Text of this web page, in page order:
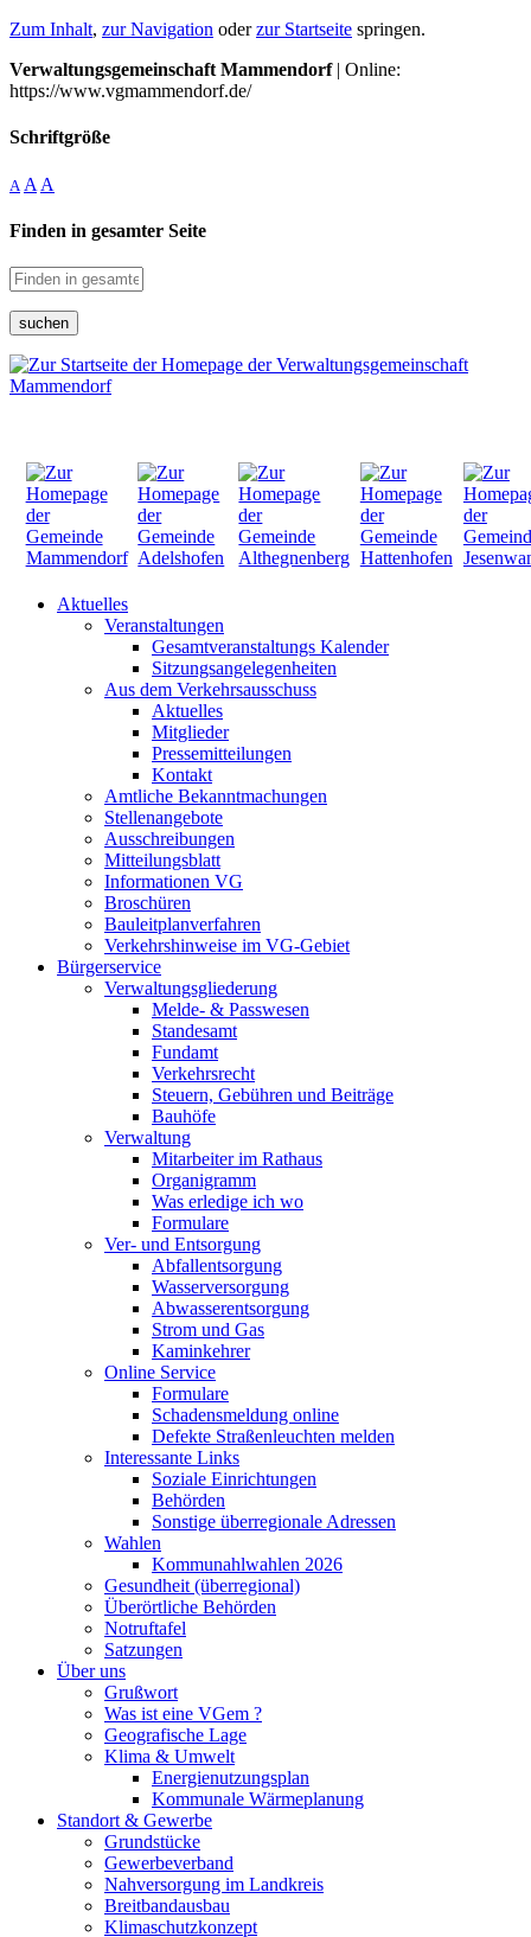
Zum Inhalt, zur Navigation oderzur Startseite springen.
Verwaltungsgemeinschaft Mammendorf| Online:
https://www.vgmammendorf.de/
Schriftgröße
A A A
Finden in gesamter Seite
suchen
Aktuelles
Veranstaltungen
Gesamtveranstaltungs Kalender
Sitzungsangelegenheiten
Aus dem Verkehrsausschuss
Aktuelles
Mitglieder
Pressemitteilungen
Kontakt
Amtliche Bekanntmachungen
Stellenangebote
Ausschreibungen
Mitteilungsblatt
Informationen VG
Broschüren
Bauleitplanverfahren
Verkehrshinweise im VG-Gebiet
Bürgerservice
Verwaltungsgliederung
Melde- & Passwesen
Standesamt
Fundamt
Verkehrsrecht
Steuern, Gebühren und Beiträge
Bauhöfe
Verwaltung
Mitarbeiter im Rathaus
Organigramm
Was erledige ich wo
Formulare
Ver- und Entsorgung
Abfallentsorgung
Wasserversorgung
Abwasserentsorgung
Strom und Gas
Kaminkehrer
Online Service
Formulare
Schadensmeldung online
Defekte Straßenleuchten melden
Interessante Links
Soziale Einrichtungen
Behörden
Sonstige überregionale Adressen
Wahlen
Kommunahlwahlen 2026
Gesundheit (überregional)
Überörtliche Behörden
Notruftafel
Satzungen
Über uns
Grußwort
Was ist eine VGem ?
Geografische Lage
Klima & Umwelt
Energienutzungsplan
Kommunale Wärmeplanung
Standort & Gewerbe
Grundstücke
Gewerbeverband
Nahversorgung im Landkreis
Breitbandausbau
Klimaschutzkonzept